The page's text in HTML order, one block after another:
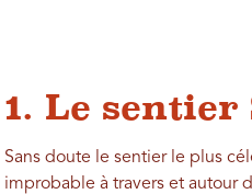
1. Le
Sans doute le sentier le plus
improbable à travers et autour